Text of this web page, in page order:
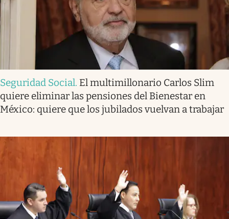
Seguridad Social. El multimillonario Carlos Slim
quiere eliminar las pensiones del Bienestar en
México: quiere que los jubilados vuelvan a trabajar